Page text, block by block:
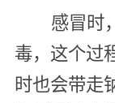
感冒时
毒，这个过
时也会带走